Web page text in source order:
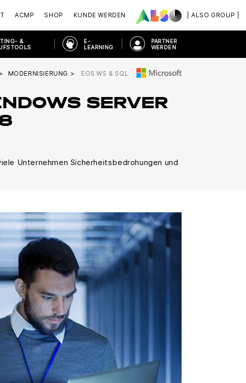
| ALSO GROUP |
ACMP SHOP KUNDE WERDEN
&
E-
LEARNING
PARTNER
WERDEN
MODERNISIERUNG EOS WS & SQL
SERVER
Unternehmen Sicherheitsbedrohungen und